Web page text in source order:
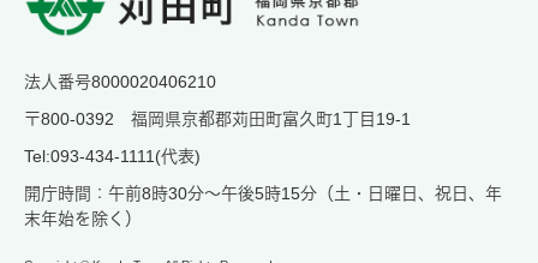
法人番号8000020406210
〒800-0392 福岡県京都郡苅田町富久町1丁目19-1
Tel:093-434-1111(代表)
開庁時間：午前8時30分～午後5時15分（土・日曜日、祝日、年
末年始を除く）